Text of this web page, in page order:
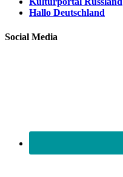
Hallo Deutschland
Social Media